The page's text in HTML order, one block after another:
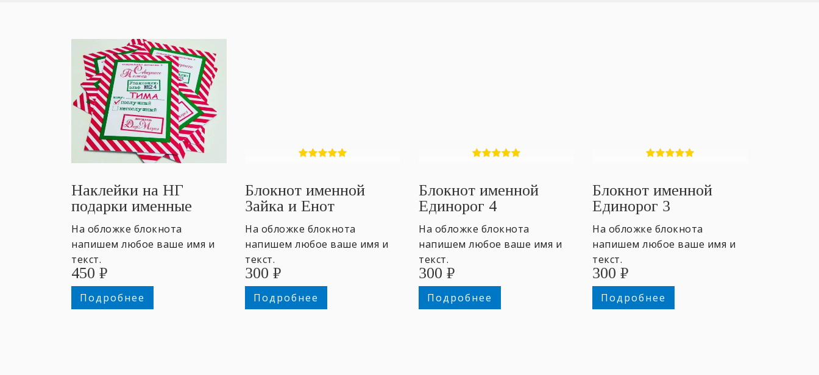
Наклейки на НГ
подарки именные
На обложке блокнота
напишем любое ваше имя и
текст.
450 ₽
Подробнее
Блокнот именной
Зайка и Енот
На обложке блокнота
напишем любое ваше имя и
текст.
300 ₽
Подробнее
Блокнот именной
Единорог 4
На обложке блокнота
напишем любое ваше имя и
текст.
300 ₽
Подробнее
Блокнот именной
Единорог 3
На обложке блокнота
напишем любое ваше имя и
текст.
300 ₽
Подробнее